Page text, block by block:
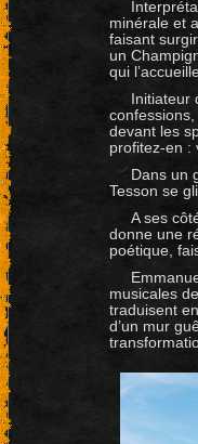
minérale et
faisant
un
qui
Initiateur
confessions,
devant les
profitez-en :
Dans un
Tesson se
A ses
donne une
poétique,
musicales
traduisent
d’un mur